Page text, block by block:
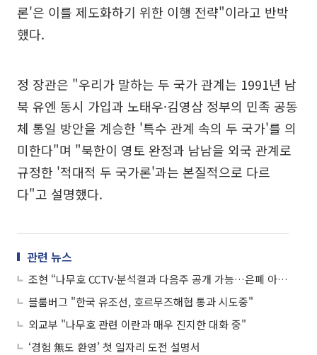
론'은 이를 제도화하기 위한 이행 전략"이라고 반박
했다.
정 장관은 "우리가 말하는 두 국가 관계는 1991년 남
북 유엔 동시 가입과 노태우·김영삼 정부의 민족 공동
체 통일 방안을 계승한 '특수 관계 속의 두 국가'를 의
미한다"며 "북한이 영토 완정과 남남을 외국 관계로
규정한 '적대적 두 국가론'과는 본질적으로 다르
다"고 설명했다.
관련 뉴스
조현 “나무호 CCTV·분석결과 다음주 공개 가능…은폐 아닌 시점 문제”
블룸버그 "한국 유조선, 호르무즈해협 통과 시도중"
외교부 "나무호 관련 이란과 매우 진지한 대화 중"
‘경험 無도 환영’ 첫 일자리 도전 설명서